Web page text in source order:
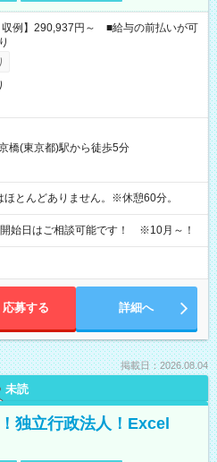
例】290,937円～ ■給与の前払いが可
橋(東京都)駅から徒歩5分
とんどありません。※休憩60分。
始日はご相談可能です！ ※10月～！
応募する 詳細へ
掲載日：2026.08.04
未読
独立行政法人！Excel